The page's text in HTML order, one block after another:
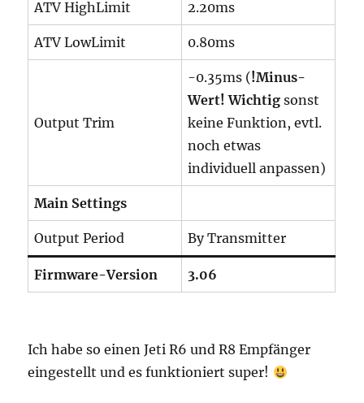
ATV HighLimit 2.20ms
ATV LowLimit 0.80ms
Output Trim
-0.35ms (!Minus-
Wert! Wichtig sonst
keine Funktion, evtl.
noch etwas
individuell anpassen)
Main Settings
Output Period By Transmitter
Firmware-Version 3.06
Ich habe so einen Jeti R6 und R8 Empfänger
eingestellt und es funktioniert super!